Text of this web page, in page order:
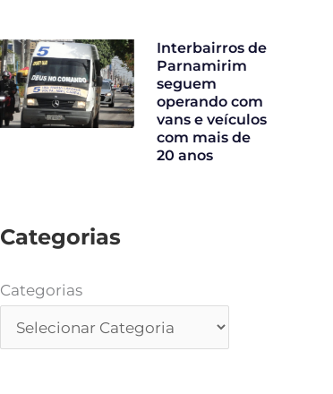
Interbairros de
Parnamirim
seguem
operando com
vans e veículos
com mais de
20 anos
Categorias
Categorias